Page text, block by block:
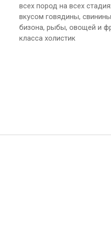
всех пород на всех
вкусом говядины,
бизона, рыбы, овощей и
класса холистик